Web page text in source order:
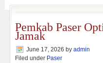
Pemkab Paser
Jamak
June 17, 2026 by admin
Filed under Paser